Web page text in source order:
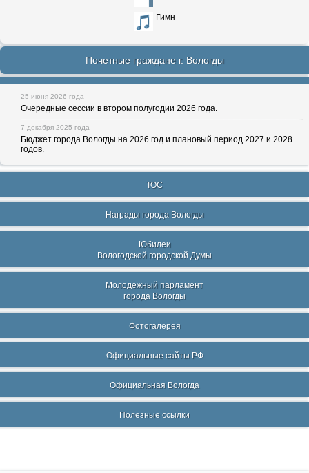
Гимн
Почетные граждане г. Вологды
25 июня 2026 года
Очередные сессии в втором полугодии 2026 года.
7 декабря 2025 года
Бюджет города Вологды на 2026 год и плановый период 2027 и 2028
годов.
ТОС
Награды города Вологды
Юбилеи
Вологодской городской Думы
Молодежный парламент
города Вологды
Фотогалерея
Официальные сайты РФ
Официальная Вологда
Полезные ссылки